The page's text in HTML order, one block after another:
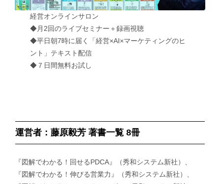
経営オンラインサロン
◆月2回のライブセミナー＋録画視聴
◆平日朝7時に届く「経営×AI×マーケティングのヒ
ント」テキスト配信
◆７日間無料お試し
運営者：藤原毅芳 著書一覧 8冊
『図解でわかる！回せるPDCA』（秀和システム新社）、
『図解でわかる！伸びる営業力』（秀和システム新社）、